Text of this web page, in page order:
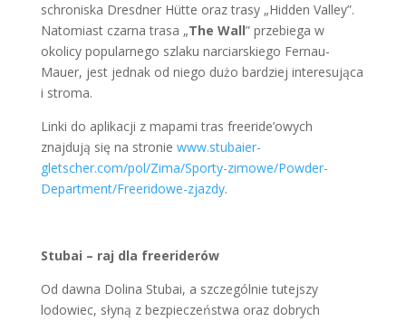
schroniska Dresdner Hütte oraz trasy „Hidden Valley”.
Natomiast czarna trasa „The Wall” przebiega w
okolicy popularnego szlaku narciarskiego Fernau-
Mauer, jest jednak od niego dużo bardziej interesująca
i stroma.
Linki do aplikacji z mapami tras freeride’owych
znajdują się na stronie www.stubaier-
gletscher.com/pol/Zima/Sporty-zimowe/Powder-
Department/Freeridowe-zjazdy.
Stubai – raj dla freeriderów
Od dawna Dolina Stubai, a szczególnie tutejszy
lodowiec, słyną z bezpieczeństwa oraz dobrych